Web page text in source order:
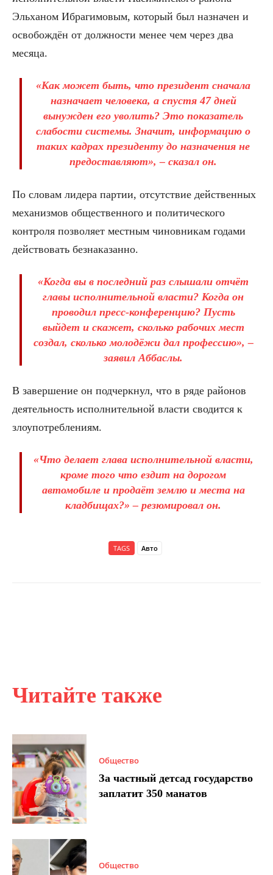
Читайте также
Общество
За частный детсад государство
заплатит 350 манатов
Общество
Эльханом Ибрагимовым, который был назначен и
освобождён от должности менее чем через два
месяца.
«Как может быть, что президент сначала
назначает человека, а спустя 47 дней
вынужден его уволить? Это показатель
слабости системы. Значит, информацию о
таких кадрах президенту до назначения не
предоставляют», – сказал он.
По словам лидера партии, отсутствие действенных
механизмов общественного и политического
контроля позволяет местным чиновникам годами
действовать безнаказанно.
«Когда вы в последний раз слышали отчёт
главы исполнительной власти? Когда он
проводил пресс-конференцию? Пусть
выйдет и скажет, сколько рабочих мест
создал, сколько молодёжи дал профессию», –
заявил Аббаслы.
В завершение он подчеркнул, что в ряде районов
деятельность исполнительной власти сводится к
злоупотреблениям.
«Что делает глава исполнительной власти,
кроме того что ездит на дорогом
автомобиле и продаёт землю и места на
кладбищах?» – резюмировал он.
TAGS Авто